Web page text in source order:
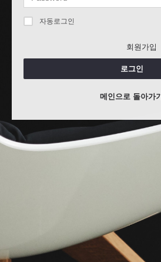
자동로그인
회원가입
로그인
메인으로 돌아가기